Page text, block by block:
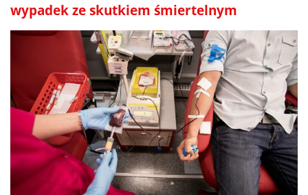
wypadek ze skutkiem śmiertelnym